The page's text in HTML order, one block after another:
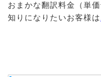
介
おまかな翻訳料金（単
知りになりたいお客様は